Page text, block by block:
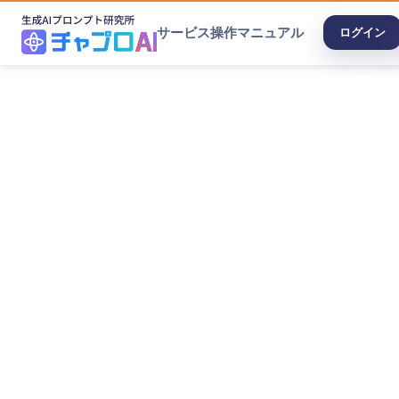
サービス操作マニュアル ログイン